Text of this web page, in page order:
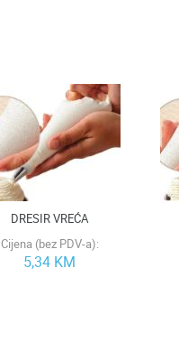
DRESIR VREĆA
Cijena (bez PDV-a):
5,34 KM